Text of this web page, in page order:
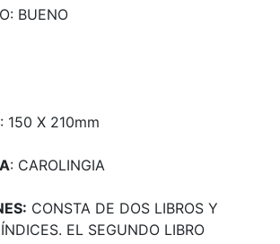
BUENO
: 150 X 210mm
: CAROLINGIA
CONSTA DE DOS LIBROS Y
EL SEGUNDO LIBRO